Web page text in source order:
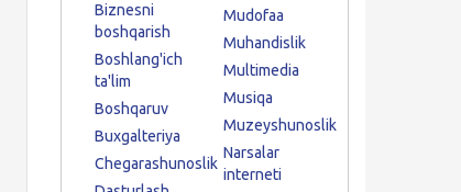
Biznesni
boshqarish
Boshlang'ich
ta'lim
Boshqaruv
Buxgalteriya
Chegarashunoslik
Mudofaa
Muhandislik
Multimedia
Musiqa
Muzeyshunoslik
Narsalar
interneti